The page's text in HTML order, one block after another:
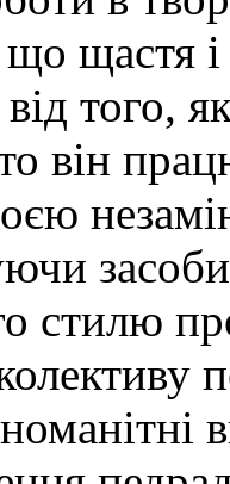
щастя і
того,
він
стилю